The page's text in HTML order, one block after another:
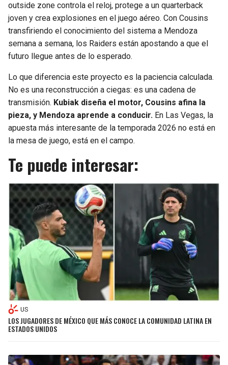
outside zone controla el reloj, protege a un quarterback
joven y crea explosiones en el juego aéreo. Con Cousins
transfiriendo el conocimiento del sistema a Mendoza
semana a semana, los Raiders están apostando a que el
futuro llegue antes de lo esperado.
Lo que diferencia este proyecto es la paciencia calculada.
No es una reconstrucción a ciegas: es una cadena de
transmisión. Kubiak diseña el motor, Cousins afina la
pieza, y Mendoza aprende a conducir. En Las Vegas, la
apuesta más interesante de la temporada 2026 no está en
la mesa de juego, está en el campo.
Te puede interesar:
US
LOS JUGADORES DE MÉXICO QUE MÁS CONOCE LA COMUNIDAD LATINA EN
ESTADOS UNIDOS